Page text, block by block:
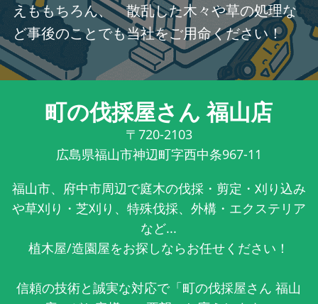
えももちろん、 散乱した木々や草の処理な
ど事後のことでも当社をご用命ください！
町の伐採屋さん 福山店
〒720-2103
広島県福山市神辺町字西中条967-11
福山市、府中市周辺で庭木の伐採・剪定・刈り込み
や草刈り・芝刈り、特殊伐採、外構・エクステリア
など...
植木屋/造園屋をお探しならお任せください！
信頼の技術と誠実な対応で「町の伐採屋さん 福山